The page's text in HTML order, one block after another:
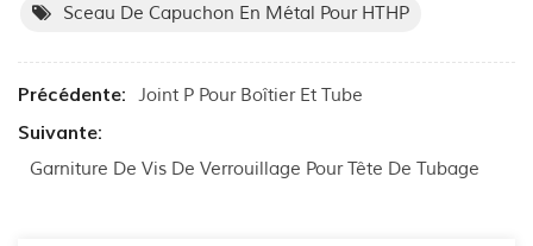
Sceau De Capuchon En Métal Pour HTHP
Précédente: Joint P Pour Boîtier Et Tube
Suivante:
Garniture De Vis De Verrouillage Pour Tête De Tubage